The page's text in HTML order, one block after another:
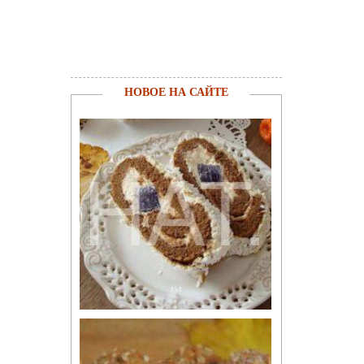
НОВОЕ НА САЙТЕ